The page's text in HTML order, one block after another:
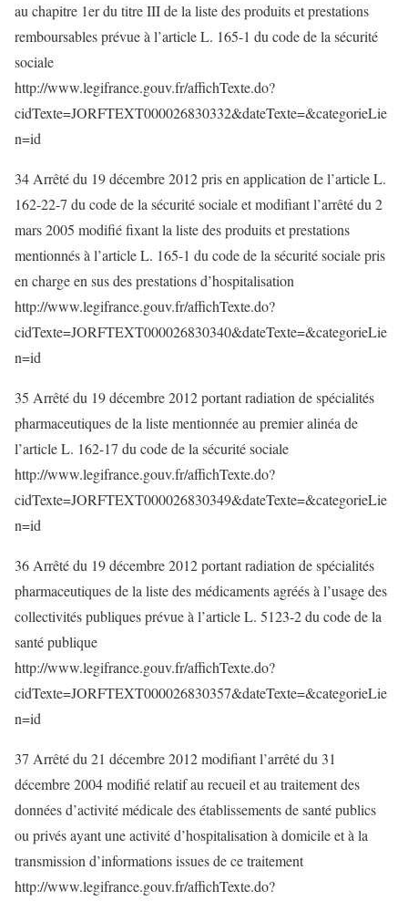
au chapitre 1er du titre III de la liste des produits et prestations
remboursables prévue à l’article L. 165-1 du code de la sécurité
sociale
http://www.legifrance.gouv.fr/affichTexte.do?
cidTexte=JORFTEXT000026830332&dateTexte=&categorieLie
n=id
34 Arrêté du 19 décembre 2012 pris en application de l’article L.
162-22-7 du code de la sécurité sociale et modifiant l’arrêté du 2
mars 2005 modifié fixant la liste des produits et prestations
mentionnés à l’article L. 165-1 du code de la sécurité sociale pris
en charge en sus des prestations d’hospitalisation
http://www.legifrance.gouv.fr/affichTexte.do?
cidTexte=JORFTEXT000026830340&dateTexte=&categorieLie
n=id
35 Arrêté du 19 décembre 2012 portant radiation de spécialités
pharmaceutiques de la liste mentionnée au premier alinéa de
l’article L. 162-17 du code de la sécurité sociale
http://www.legifrance.gouv.fr/affichTexte.do?
cidTexte=JORFTEXT000026830349&dateTexte=&categorieLie
n=id
36 Arrêté du 19 décembre 2012 portant radiation de spécialités
pharmaceutiques de la liste des médicaments agréés à l’usage des
collectivités publiques prévue à l’article L. 5123-2 du code de la
santé publique
http://www.legifrance.gouv.fr/affichTexte.do?
cidTexte=JORFTEXT000026830357&dateTexte=&categorieLie
n=id
37 Arrêté du 21 décembre 2012 modifiant l’arrêté du 31
décembre 2004 modifié relatif au recueil et au traitement des
données d’activité médicale des établissements de santé publics
ou privés ayant une activité d’hospitalisation à domicile et à la
transmission d’informations issues de ce traitement
http://www.legifrance.gouv.fr/affichTexte.do?